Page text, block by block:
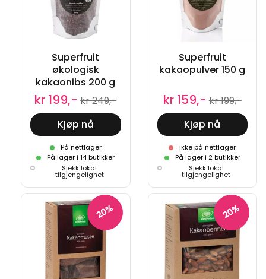
Superfruit
økologisk
kakaonibs 200 g
kr 199,- kr 249,-
Kjøp nå
På nettlager
På lager i 14 butikker
Sjekk lokal
tilgjengelighet
Superfruit
kakaopulver 150 g
kr 159,- kr 199,-
Kjøp nå
Ikke på nettlager
På lager i 2 butikker
Sjekk lokal
tilgjengelighet
20% 20%